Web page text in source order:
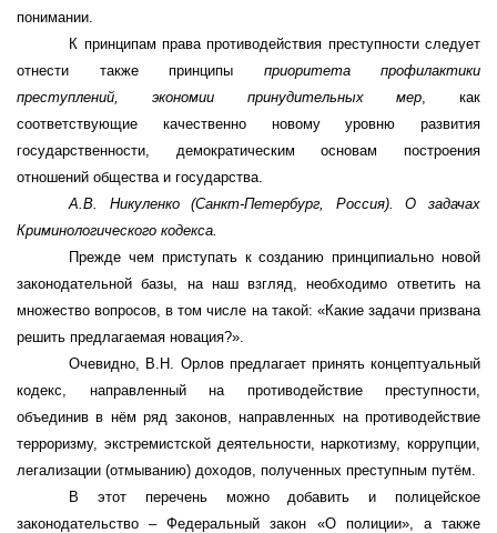
понимании.
К принципам права противодействия преступности следует
отнести также принципы приоритета профилактики
преступлений,
экономии принудительных мер, как
соответствующие качественно новому уровню развития
государственности, демократическим основам построения
отношений общества и государства.
А.В. Никуленко (Санкт-Петербург, Россия).О задачах
Криминологического кодекса.
Прежде чем приступать к созданию принципиально новой
законодательной базы, на наш взгляд, необходимо ответить на
множество вопросов, в том числе на такой: «Какие задачи призвана
решить предлагаемая новация?».
Очевидно, В.Н. Орлов предлагает принять концептуальный
кодекс, направленный на противодействие преступности,
объединив в нём ряд законов, направленных на противодействие
терроризму, экстремистской деятельности, наркотизму, коррупции,
легализации (отмыванию) доходов, полученных преступным путём.
В этот перечень можно добавить и полицейское
законодательство – Федеральный закон «О полиции», а также